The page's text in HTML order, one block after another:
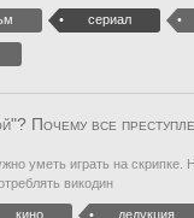
сериал
Почему все
уметь играть на скрипке.
викодин
кино дедукция